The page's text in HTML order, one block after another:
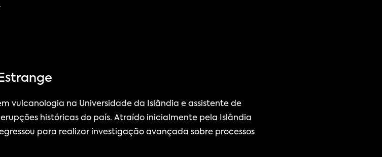
vulcanologia na Universidade da Islândia e assistente de
históricas do país. Atraído inicialmente pela Islândia
para realizar investigação avançada sobre processos